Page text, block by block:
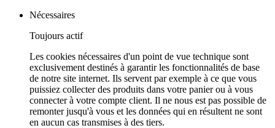
Nécessaires
Toujours actif
Les cookies nécessaires d'un point de vue technique sont
exclusivement destinés à garantir les fonctionnalités de base
de notre site internet. Ils servent par exemple à ce que vous
puissiez collecter des produits dans votre panier ou à vous
connecter à votre compte client. Il ne nous est pas possible de
remonter jusqu'à vous et les données qui en résultent ne sont
en aucun cas transmises à des tiers.